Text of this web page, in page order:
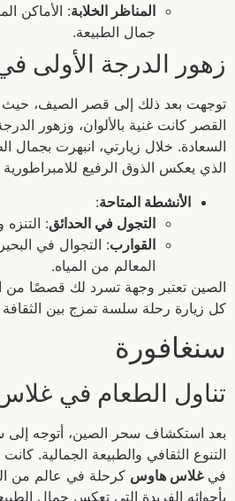
المناظر الخلابة: الأماكن
جمال الطبيعة.
زهور الدرجة الأولى
توجهت بعد ذلك إلى قصر الصيف، حيث
القصر كانت غنية بالألوان، وزهور
السعادة. خلال زيارتي، انبهرت بجمال
الذي يعكس الذوق الرفيع للامبراطورية
الأنشطة المتاحة:
التجول في الحدائق:
القوارب: التجوال في
المعالم من المياه.
الصين تعتبر وجهة تسرد لك قصصًا من
كل زيارة رحلة سلسة تمزج بين الثقافة
سنغافورة
تناول الطعام في
بعد استكشاف سحر الصين، أتوجه إلى
التنوع الثقافي والطبيعة الجمالية.
فيغلاس هاوس كرحلة في عالم من
بأجوائه الفريدة التي تعكس جمال